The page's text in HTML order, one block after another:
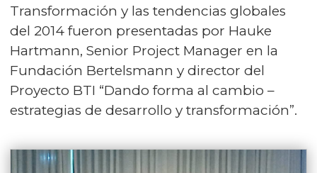
Transformación y las tendencias globales
del 2014 fueron presentadas por Hauke
Hartmann, Senior Project Manager en la
Fundación Bertelsmann y director del
Proyecto BTI “Dando forma al cambio –
estrategias de desarrollo y transformación”.